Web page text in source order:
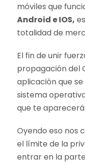
móviles que
Android e IOS,
totalidad de
El fin de unir
propagación del
aplicación que
sistema
que te
Oyendo eso nos
el límite de la
entrar en la